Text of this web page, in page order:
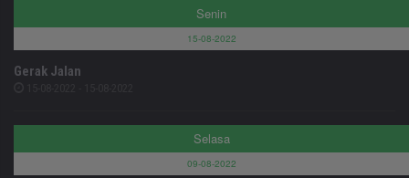
Senin
15-08-2022
Gerak Jalan
Selasa
09-08-2022